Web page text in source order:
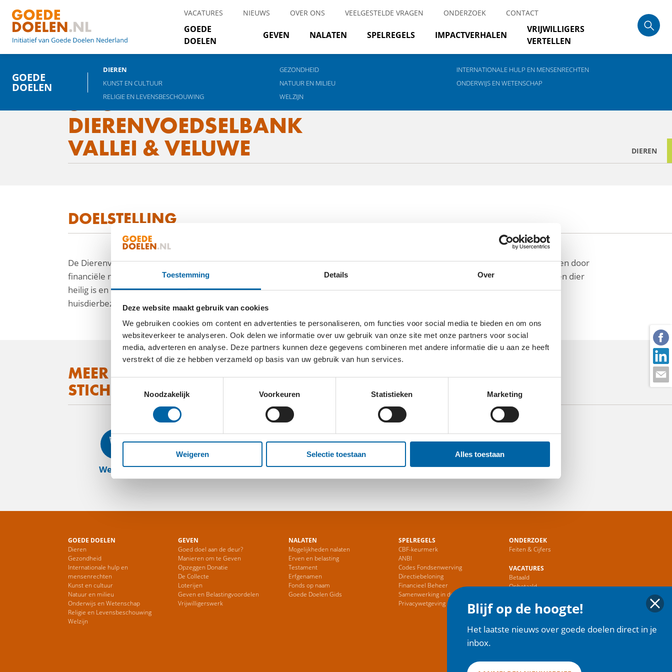
Toestemming Details Over
Deze website maakt gebruik van cookies
We gebruiken cookies om content en advertenties te personaliseren, om functies voor social media te bieden en om ons
websiteverkeer te analyseren. Ook delen we informatie over uw gebruik van onze site met onze partners voor social
media, adverteren en analyse. Deze partners kunnen deze gegevens combineren met andere informatie die u aan ze heeft
verstrekt of die ze hebben verzameld op basis van uw gebruik van hun services.
Noodzakelijk
Voorkeuren Statistieken Marketing
Weigeren Selectie toestaan Alles toestaan
VACATURES NIEUWS OVER ONS VEELGESTELDE VRAGEN ONDERZOEK CONTACT
GOEDE
DOELEN
GEVEN NALATEN SPELREGELS IMPACTVERHALEN
VRIJWILLIGERS
VERTELLEN
GOEDE
DOELEN
DIEREN GEZONDHEID
INTERNATIONALE HULP EN MENSENRECHTEN
KUNST EN CULTUUR
NATUUR EN MILIEU
ONDERWIJS EN WETENSCHAP
RELIGIE EN LEVENSBESCHOUWING
WELZIJN
STICHTING
DIERENVOEDSELBANK
VALLEI & VELUWE DIEREN
DOELSTELLING
De Dierenvoedselbank ondersteunt mensen die onder de armoedegrens leven. Zij willlen hiermee voorkomen dat deze mensen door
financiële nood gedwongen worden om afscheid te nemen van hun dierbare huisdieren. Zij geloven dat de band tussen mens en dier
heilig is en in tijden van crisis een bron van kracht kan zijn. Met de hulp van donaties en vrijwilligers bieden zij voedselhulp aan
huisdierbezitters die tijdelijk niet in staat zijn hun dieren te voeden
MEER WETEN OVER
STICHTING DIERENVOEDSELBANK VALLEI & VELUWE?
Website
Blijf op de hoogte!
Het laatste nieuws over goede doelen direct in je
inbox.
GOEDE DOELEN
Dieren
Gezondheid
Internationale hulp en
mensenrechten
Kunst en cultuur
Natuur en milieu
Onderwijs en Wetenschap
Religie en Levensbeschouwing
Welzijn
GEVEN
Goed doel aan de deur?
Manieren om te Geven
Opzeggen Donatie
De Collecte
Loterijen
Geven en Belastingvoordelen
Vrijwilligerswerk
NALATEN
Mogelijkheden nalaten
Erven en belasting
Testament
Erfgenamen
Fonds op naam
Goede Doelen Gids
SPELREGELS
CBF-keurmerk
ANBI
Codes Fondsenwerving
Directiebeloning
Financieel Beheer
Samenwerking in de Sector
Privacywetgeving
ONDERZOEK
Feiten & Cijfers
VACATURES
Betaald
Onbetaald
HOME
facebook
linkedin